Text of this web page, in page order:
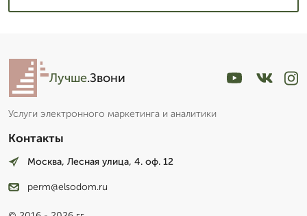
Лучше.Звони
Услуги электронного маркетинга и аналитики
Контакты
Москва, Лесная улица, 4. оф. 12
perm@elsodom.ru